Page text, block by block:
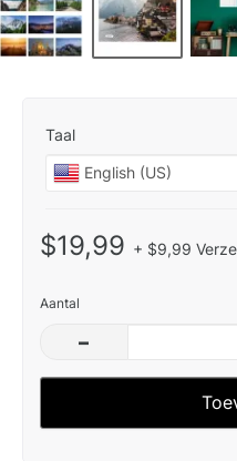
Taal
$19,99 + $9,99
Aantal
–